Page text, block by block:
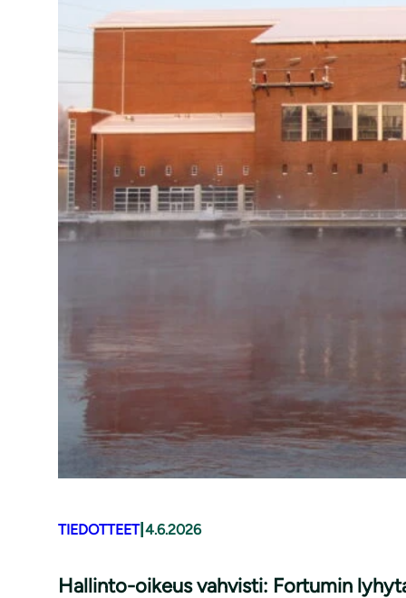
TIEDOTTEET| 4.6.2026
Hallinto-oikeus vahvisti: Fortumin